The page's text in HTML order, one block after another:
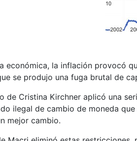
económica, la inflación provocó
se produjo una fuga brutal de
de Cristina Kirchner aplicó una
ilegal de cambio de moneda
mejor cambio.